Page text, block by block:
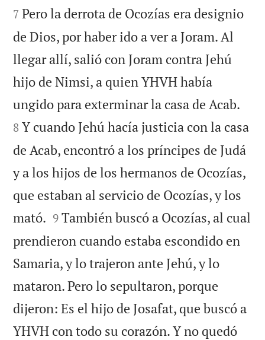
7 Pero la derrota de Ocozías era designio
de Dios, por haber ido a ver a Joram. Al
llegar allí, salió con Joram contra Jehú
hijo de Nimsi, a quien YHVH había
ungido para exterminar la casa de Acab.
8 Y cuando Jehú hacía justicia con la casa
de Acab, encontró a los príncipes de Judá
y a los hijos de los hermanos de Ocozías,
que estaban al servicio de Ocozías, y los
mató. 

9 También buscó a Ocozías, al cual
prendieron cuando estaba escondido en
Samaria, y lo trajeron ante Jehú, y lo
mataron. Pero lo sepultaron, porque
dijeron: Es el hijo de Josafat, que buscó a
YHVH con todo su corazón. Y no quedó